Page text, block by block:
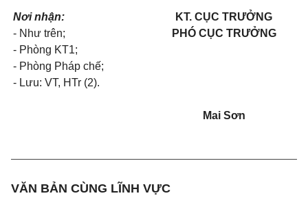
Nơi nhận:
- Như trên;
- Phòng KT1;
- Phòng Pháp chế;
- Lưu: VT, HTr (2).
KT. CỤC TRƯỞNG
PHÓ CỤC TRƯỞNG
Mai Sơn
VĂN BẢN CÙNG LĨNH VỰC